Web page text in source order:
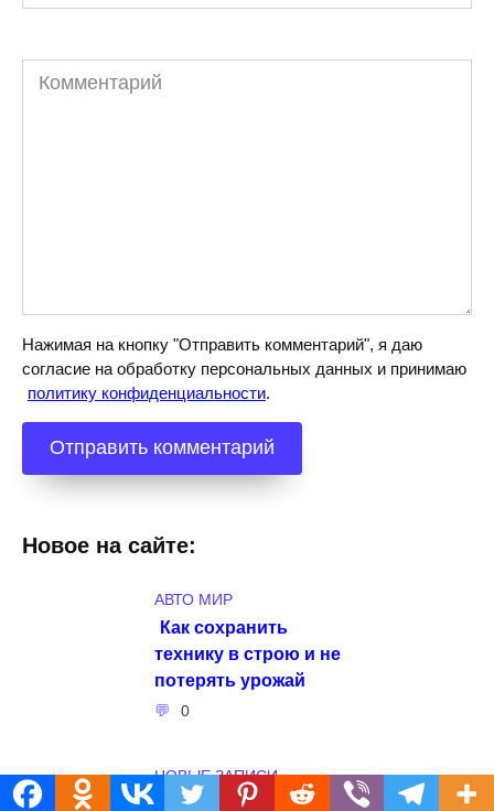
Комментарий
Нажимая на кнопку "Отправить комментарий", я даю
согласие на обработку персональных данных и принимаю
политику конфиденциальности.
Новое на сайте:
АВТО МИР
Как сохранить
технику в строю и не
потерять урожай
0
НОВЫЕ ЗАПИСИ
Алюминиевые